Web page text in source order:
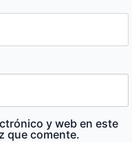
y web en este
que comente.